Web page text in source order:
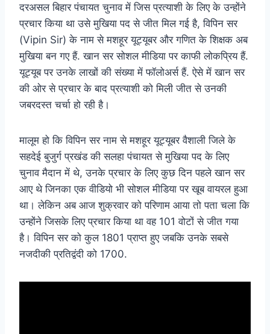
दरअसलबिहार पंचायत चुनाव में जिस प्रत्याशी के लिए के उन्होंने
प्रचार किया था उसे मुखिया पद से जीत मिल गई है, विपिन सर
(Vipin Sir) के नाम से मशहूर यूट्यूबर और गणित के शिक्षक अब
मुखिया बन गए हैं. खान सर सोशल मीडिया पर काफी लोकप्रिय हैं.
यूट्यूब पर उनके लाखों की संख्या में फॉलोअर्स हैं. ऐसे में खान सर
की ओर से प्रचार के बाद प्रत्याशी को मिली जीत से उनकी
जबरदस्त चर्चा हो रही है।
मालूम हो कि विपिन सर नाम से मशहूर यूट्यूबर वैशाली जिले के
सहदेई बुजुर्ग प्रखंड की सलहा पंचायत से मुखिया पद के लिए
चुनाव मैदान में थे, उनके प्रचार के लिए कुछ दिन पहले खान सर
आए थे जिनका एक वीडियो भी सोशल मीडिया पर खूब वायरल हुआ
था। लेकिन अब आज शुक्रवार को परिणाम आया तो पता चला कि
उन्होंने जिसके लिए प्रचार किया था वह 101 वोटों से जीत गया
है। विपिन सर को कुल 1801 प्राप्त हुए जबकि उनके सबसे
नजदीकी प्रतिद्वंदी को 1700.